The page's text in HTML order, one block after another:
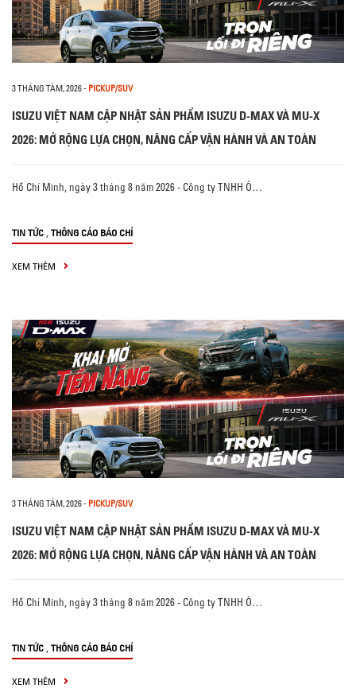
3 THÁNG TÁM, 2026- PICKUP/SUV
ISUZU VIỆT NAM CẬP NHẬT SẢN PHẨM ISUZU D-MAX VÀ MU-X
2026: MỞ RỘNG LỰA CHỌN, NÂNG CẤP VẬN HÀNH VÀ AN TOÀN
Hồ Chí Minh, ngày 3 tháng 8 năm 2026 - Công ty TNHH Ô…
TIN TỨC , THÔNG CÁO BÁO CHÍ
XEM THÊM
3 THÁNG TÁM, 2026- PICKUP/SUV
ISUZU VIỆT NAM CẬP NHẬT SẢN PHẨM ISUZU D-MAX VÀ MU-X
2026: MỞ RỘNG LỰA CHỌN, NÂNG CẤP VẬN HÀNH VÀ AN TOÀN
Hồ Chí Minh, ngày 3 tháng 8 năm 2026 - Công ty TNHH Ô…
TIN TỨC , THÔNG CÁO BÁO CHÍ
XEM THÊM